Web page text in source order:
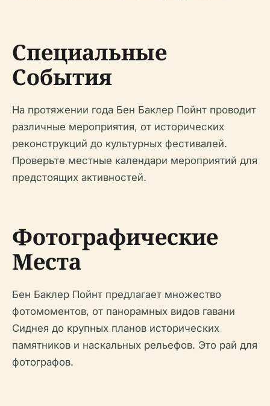
Специальные
События
На протяжении года Бен Баклер Пойнт проводит
различные мероприятия, от исторических
реконструкций до культурных фестивалей.
Проверьте местные календари мероприятий для
предстоящих активностей.
Фотографические
Места
Бен Баклер Пойнт предлагает множество
фотомоментов, от панорамных видов гавани
Сиднея до крупных планов исторических
памятников и наскальных рельефов. Это рай для
фотографов.